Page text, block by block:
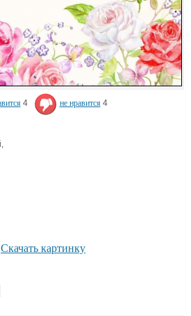
4 не нравится 4
Скачать картинку